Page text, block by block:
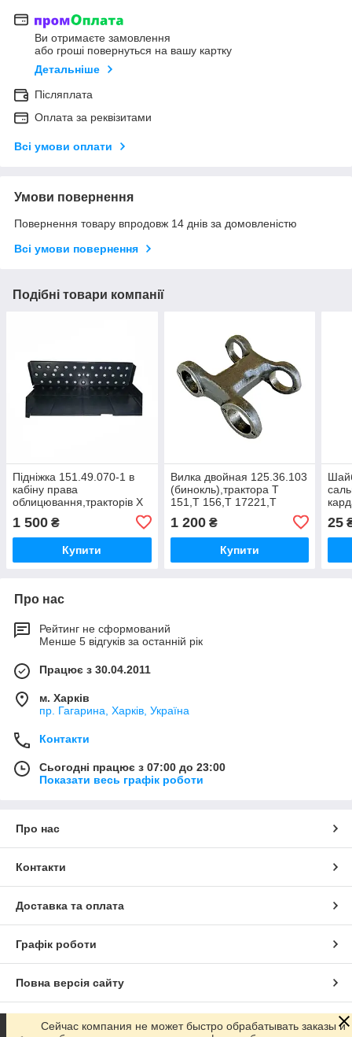
Ви отримаєте замовлення
або гроші повернуться на вашу картку
Детальніше
Післяплата
Оплата за реквізитами
Всі умови оплати
Умови повернення
Повернення товару впродовж 14 днів за домовленістю
Всі умови повернення
Подібні товари компанії
Підніжка 151.49.070-1 в
кабіну права
облицювання,тракторів Х
З,Т-151,Т-156,Т-17221,Т-17021,Т-157
1 500 ₴
Купити
Вилка двойная 125.36.103
(бинокль),трактора Т
151,Т 156,Т 17221,Т
ХТЗ-16131
1 200₴
Купити
121
25
Про нас
Рейтинг не сформований
Менше 5 відгуків за останній рік
Працює з 30.04.2011
м. Харків
пр. Гагарина, Харків, Україна
Контакти
Сьогодні працює з 07:00 до 23:00
Показати весь графік роботи
Про нас
Контакти
Доставка та оплата
Графік роботи
Повна версія сайту
Сайт створено на маркетплейсі Prom.ua
Сейчас компания не может быстро обрабатывать заказы и